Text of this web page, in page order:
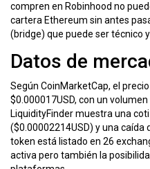
compren en Robinhood no
cartera Ethereum sin antes
(bridge) que puede ser técnico
Datos de
Según CoinMarketCap, el
$0.000017USD, con un volumen
LiquidityFindermuestra una
($0.00002214USD) y una caída
token está listado en 26
activa pero también la